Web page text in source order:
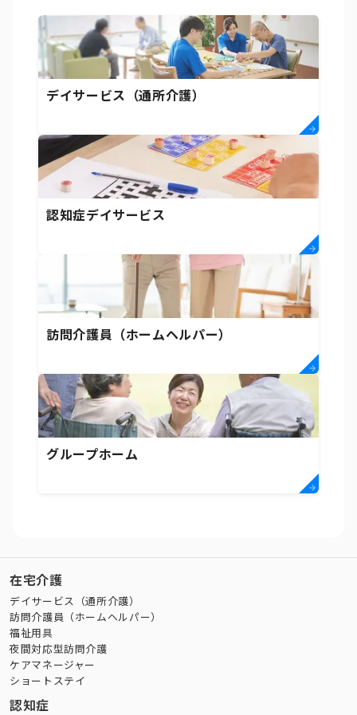
デイサービス（通所介護）
認知症デイサービス
訪問介護員（ホームヘルパー）
グループホーム
在宅介護
デイサービス（通所介護）
訪問介護員（ホームヘルパー）
福祉用具
夜間対応型訪問介護
ケアマネージャー
ショートステイ
認知症